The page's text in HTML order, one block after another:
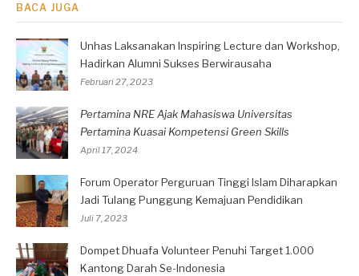
BACA JUGA
Unhas Laksanakan Inspiring Lecture dan Workshop,
Hadirkan Alumni Sukses Berwirausaha
Februari 27, 2023
Pertamina NRE Ajak Mahasiswa Universitas
Pertamina Kuasai Kompetensi Green Skills
April 17, 2024
Forum Operator Perguruan Tinggi Islam Diharapkan
Jadi Tulang Punggung Kemajuan Pendidikan
Juli 7, 2023
Dompet Dhuafa Volunteer Penuhi Target 1.000
Kantong Darah Se-Indonesia